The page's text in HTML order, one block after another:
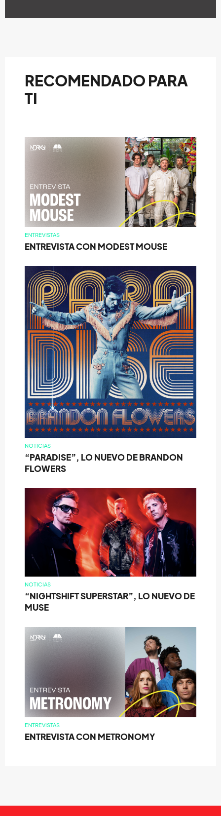
RECOMENDADO PARA
TI
ENTREVISTAS
ENTREVISTA CON MODEST MOUSE
NOTICIAS
“PARADISE”, LO NUEVO DE BRANDON
FLOWERS
NOTICIAS
“NIGHTSHIFT SUPERSTAR”, LO NUEVO DE
MUSE
ENTREVISTAS
ENTREVISTA CON METRONOMY